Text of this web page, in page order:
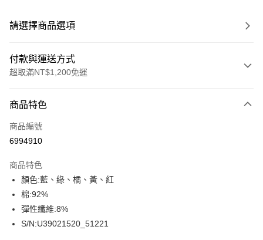
請選擇商品選項
付款與運送方式
超取滿NT$1,200免運
信用卡一次付款
信用卡分期付款
合作金庫商業銀行
華南商業銀行
上海商業儲蓄銀行
國泰世華商業銀行
臺灣中小企業銀行
超商取貨付款
LINE Pay
商品特色
商品編號
6994910
商品特色
顏色:藍、綠、橘、黃、紅
棉:92%
彈性纖維:8%
S/N:U39021520_51221